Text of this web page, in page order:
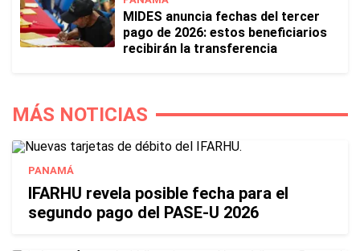
MIDES anuncia fechas del tercer
pago de 2026: estos beneficiarios
recibirán la transferencia
MÁS NOTICIAS
PANAMÁ
IFARHU revela posible fecha para el
segundo pago del PASE-U 2026